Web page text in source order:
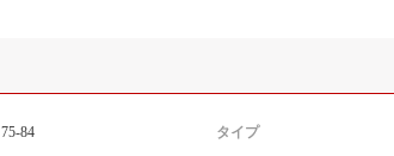
75-84 タイプ